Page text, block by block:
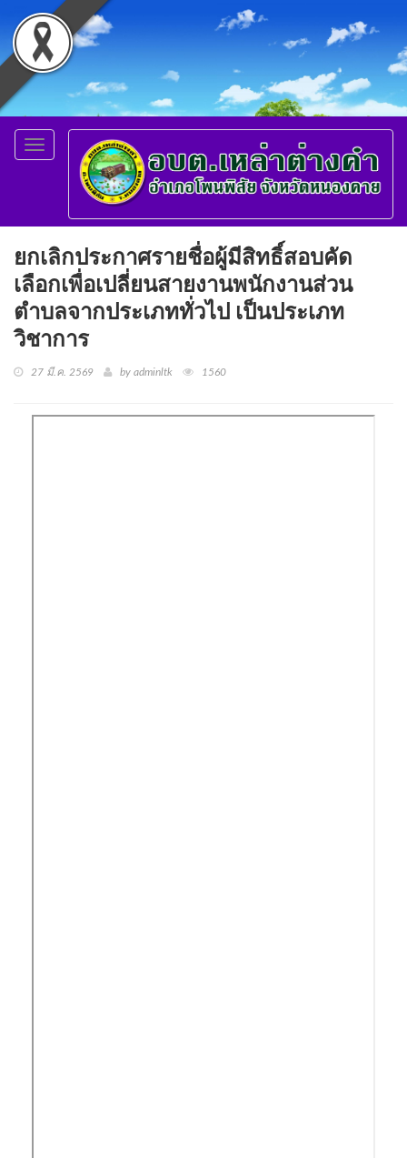
Toggle
navigation
ยกเลิกประกาศรายชื่อผู้มีสิทธิ์สอบคัด
เลือกเพื่อเปลี่ยนสายงานพนักงานส่วน
ตำบลจากประเภททั่วไป เป็นประเภท
วิชาการ
27 มี.ค. 2569 by adminltk 1560